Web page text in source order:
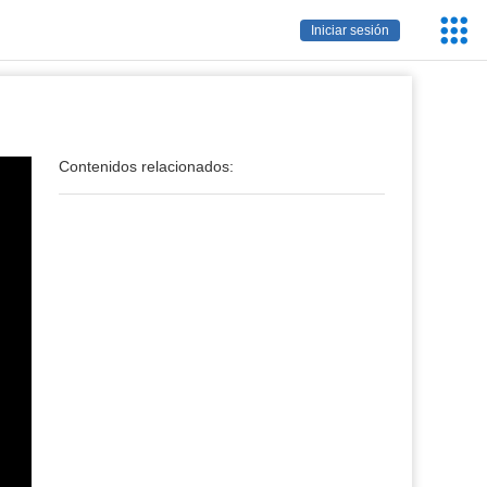
Iniciar sesión
Contenidos relacionados: